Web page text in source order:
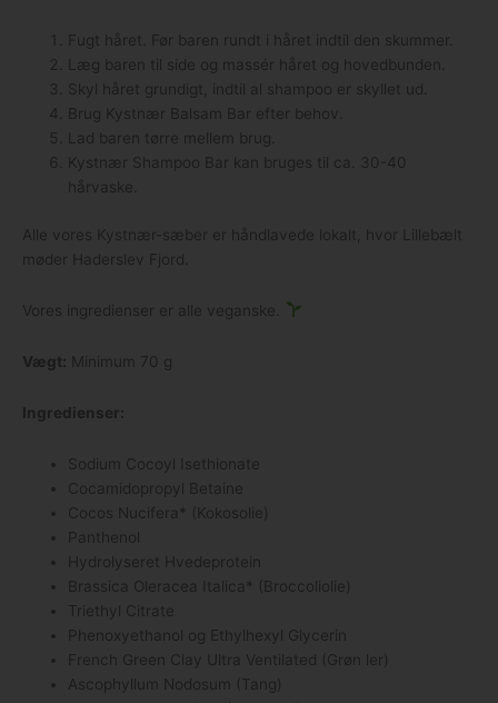
Fugt håret. Før baren rundt i håret indtil den skummer.
Læg baren til side og massér håret og hovedbunden.
Skyl håret grundigt, indtil al shampoo er skyllet ud.
Brug Kystnær Balsam Bar efter behov.
Lad baren tørre mellem brug.
Kystnær Shampoo Bar kan bruges til ca. 30-40
hårvaske.
Alle vores Kystnær-sæber er håndlavede lokalt, hvor Lillebælt
møder Haderslev Fjord.
Vores ingredienser er alle veganske.
Vægt: Minimum 70 g
Ingredienser:
Sodium Cocoyl Isethionate
Cocamidopropyl Betaine
Cocos Nucifera* (Kokosolie)
Panthenol
Hydrolyseret Hvedeprotein
Brassica Oleracea Italica* (Broccoliolie)
Triethyl Citrate
Phenoxyethanol og Ethylhexyl Glycerin
French Green Clay Ultra Ventilated (Grøn ler)
Ascophyllum Nodosum (Tang)